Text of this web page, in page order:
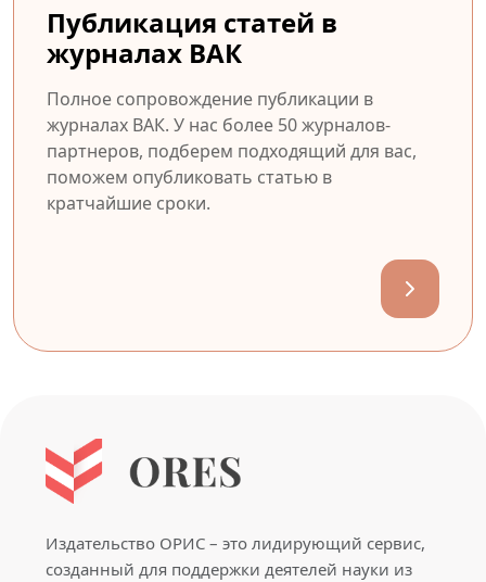
Публикация статей в
журналах ВАК
Полное сопровождение публикации в
журналах ВАК. У нас более 50 журналов-
партнеров, подберем подходящий для вас,
поможем опубликовать статью в
кратчайшие сроки.
Издательство ОРИС – это лидирующий сервис,
созданный для поддержки деятелей науки из